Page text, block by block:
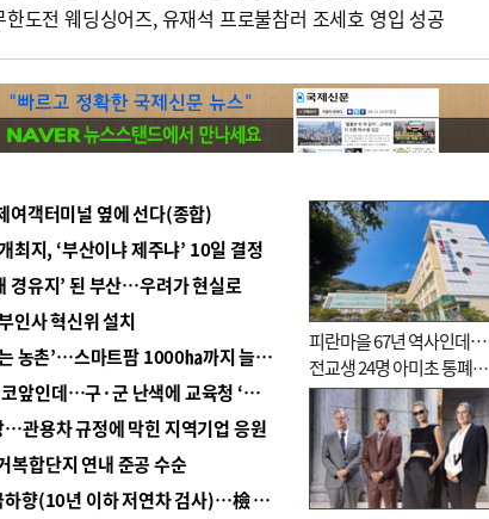
한도전 웨딩싱어즈, 유재석 프로불참러 조세호 영입 성공
여객터미널 옆에 선다(종합)
지, ‘부산이냐 제주냐’ 10일 결정
경유지’ 된 부산…우려가 현실로
인사 혁신위 설치
■ 경남 농정 비전 ‘잘 사는 농촌’…스마트팜 1000㏊까지 늘린다
■ 교육혁신선도지 공모 코앞인데…구·군 난색에 교육청 ‘쩔쩔’
관용차 규정에 막힌 지역기업 응원
합단지 연내 준공 수순
■ 검사 신분 버리고 직급하향(10년 이하 저연차 검사)…檢 중수청행 기피
피란마을 67년 역사인데…
전교생 24명 아미초 통폐합
기로